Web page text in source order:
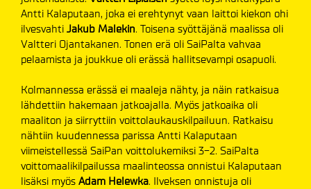
Antti Kalaputaan, joka ei erehtynyt vaan laittoi kiekon ohi
ilvesvahti Jakub Malekin. Toisena syöttäjänä maalissa oli
Valtteri Ojantakanen. Tonen erä oli SaiPalta vahvaa
pelaamista ja joukkue oli erässä hallitsevampi osapuoli.
Kolmannessa erässä ei maaleja nähty, ja näin ratkaisua
lähdettiin hakemaan jatkoajalla. Myös jatkoaika oli
maaliton ja siirryttiin voittolaukauskilpailuun. Ratkaisu
nähtiin kuudennessa parissa Antti Kalaputaan
viimeistellessä SaiPan voittolukemiksi 3-2. SaiPalta
voittomaalikilpailussa maalinteossa onnistui Kalaputaan
lisäksi myös Adam Helewka. Ilveksen onnistuja oli